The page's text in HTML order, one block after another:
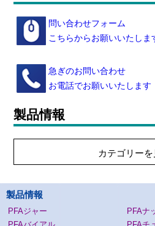
問い合わせフォーム
こちらからお願いいたしま
急ぎのお問い合わせ
お電話でお願いいたします
製品情報
カテゴリーを
製品情報
PFAジャー
PFAナ